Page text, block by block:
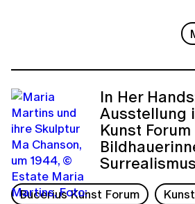
In Her
Ausstellung
Kunst
Surrealismus
Bucerius Kunst Forum